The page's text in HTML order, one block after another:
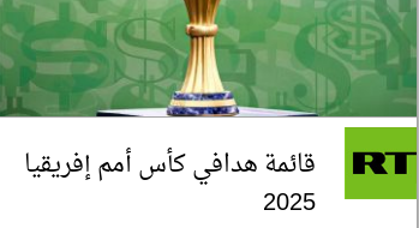
قائمة هدافي كأس أمم إفريقيا
2025